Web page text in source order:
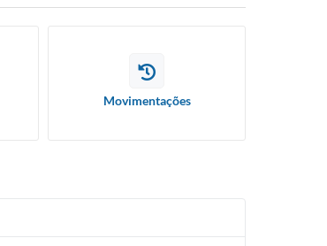
Movimentações